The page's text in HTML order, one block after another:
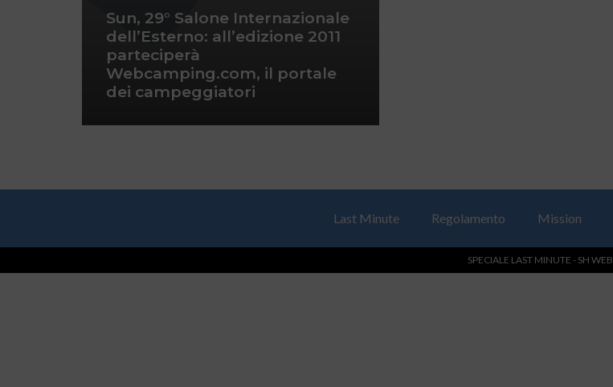
Sun, 29° Salone Internazionale
dell’Esterno: all’edizione 2011
parteciperà
Webcamping.com, il portale
dei campeggiatori
Last Minute Regolamento Mission
SPECIALE LAST MINUTE - SH WEB